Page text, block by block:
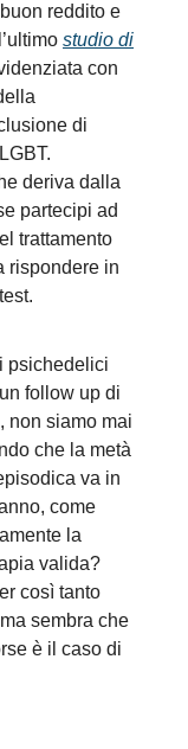
reddito e
studio di
con
di
deriva dalla
partecipi ad
trattamento
rispondere in
psichedelici
follow up di
non siamo mai
che la metà
va in
come
la
valida?
così tanto
sembra che
è il caso di